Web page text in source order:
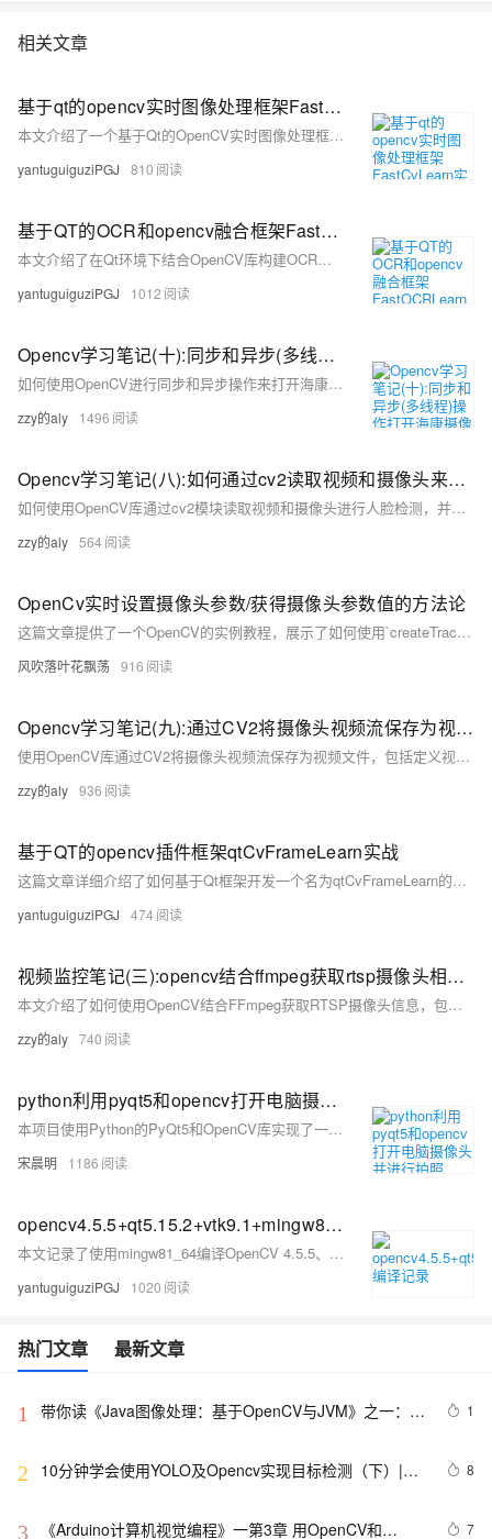
相关文章
基于qt的opencv实时图像处理框架FastCvLearn实战
本文介绍了一个基于Qt的OpenCV实时图像处理框架FastCvLearn，通过手撕代码的方式详细讲解了如何实现实时人脸马赛克等功能，并提供了结果展示和基础知识回顾。
yantuguiguziPGJ 810
基于QT的OCR和opencv融合框架FastOCRLearn实战
本文介绍了在Qt环境下结合OpenCV库构建OCR识别系统的实战方法，通过FastOCRLearn项目，读者可以学习Tesseract OCR的编译配置和在Windows平台下的实践步骤，文章提供了技术资源链接，帮助开发者理解并实现OCR技术。
yantuguiguziPGJ 1012
Opencv学习笔记(十):同步和异步(多线程)操作打开海康摄像头
如何使用OpenCV进行同步和异步操作来打开海康摄像头，并提供了相关的代码示例。
zzy的aly 1496
Opencv学习笔记(八):如何通过cv2读取视频和摄像头来进行人脸检测(jetson nano)
如何使用OpenCV库通过cv2模块读取视频和摄像头进行人脸检测，并提供了相应的代码示例。
zzy的aly 564
OpenCv实时设置摄像头参数/获得摄像头参数值的方法论
这篇文章提供了一个OpenCV的实例教程，展示了如何使用`createTrackbar()`函数实时设置和获取摄像头参数值，如饱和度、Gamma和亮度，并通过回调函数在程序中连续修改这些参数。
风吹落叶花飘荡 916
Opencv学习笔记(九):通过CV2将摄像头视频流保存为视频文件
使用OpenCV库通过CV2将摄像头视频流保存为视频文件，包括定义视频编码格式、设置保存路径、通过write写入视频文件，并提供了相应的Python代码示例。
zzy的aly 936
基于QT的opencv插件框架qtCvFrameLearn实战
这篇文章详细介绍了如何基于Qt框架开发一个名为qtCvFrameLearn的OpenCV插件，包括项目配置、插件加载、Qt与OpenCV图像转换，以及通过各个插件学习OpenCV函数的使用，如仿射变换、卡通效果、腐蚀、旋转和锐化等。
yantuguiguziPGJ 474
视频监控笔记(三):opencv结合ffmpeg获取rtsp摄像头相关信息
本文介绍了如何使用OpenCV结合FFmpeg获取RTSP摄像头信息，包括网络架构、视频监控系统组成、以及如何读取和显示网络摄像头视频流。
zzy的aly 740
python利用pyqt5和opencv打开电脑摄像头并进行拍照
本项目使用Python的PyQt5和OpenCV库实现了一个简单的摄像头应用。用户可以通过界面按钮打开或关闭摄像头，并实时预览视频流。点击“拍照”按钮可以捕捉当前画面并保存为图片文件。该应用适用于简单的图像采集和处理任务。
宋晨明 1186
opencv4.5.5+qt5.15.2+vtk9.1+mingw81_64编译记录
本文记录了使用mingw81_64编译OpenCV 4.5.5、Qt 5.15.2、VTK 9.1的详细过程，包括编译结果截图、编译步骤、遇到的问题及其解决方案，以及相关参考链接。文中还提到了如何编译boost源码为静态库，并提供了测试代码示例。
yantuguiguziPGJ 1020
热门文章 最新文章
1
带你读《Java图像处理：基于OpenCV与JVM》之一：基
1
2
10分钟学会使用YOLO及Opencv实现目标检测（下）|附
8
3
《Arduino计算机视觉编程》一第3章 用OpenCV和
7